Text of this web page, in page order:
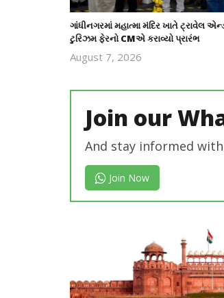
ગાંધીનગરમાં મહાત્મા મંદિર ખાતે ટ્રાવેલ
ટુરિઝમ ફેરનો CMએ કરાવ્યો પ્રારંભ
August 7, 2026
Join our
And stay informed
Join Now